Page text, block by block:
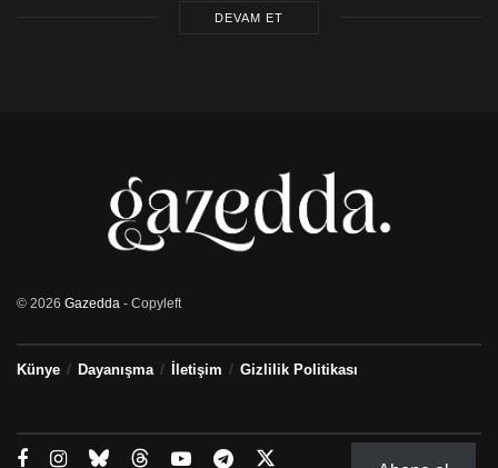
DEVAM ET
© 2026 Gazedda - Copyleft
Künye Dayanışma İletişim Gizlilik Politikası